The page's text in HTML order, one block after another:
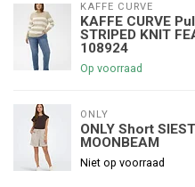
KAFFE CURVE
KAFFE CURVE
STRIPED KNIT
108924
Op voorraad
ONLY
ONLY Short
MOONBEAM
Niet op voorraad
€5,00 korting op